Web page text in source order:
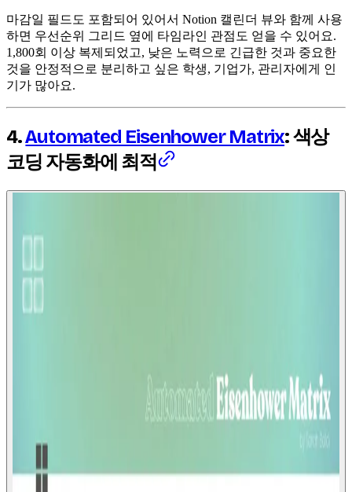
마감일 필드도 포함되어 있어서 Notion 캘린더 뷰와 함께 사용
하면 우선순위 그리드 옆에 타임라인 관점도 얻을 수 있어요.
1,800회 이상 복제되었고, 낮은 노력으로 긴급한 것과 중요한
것을 안정적으로 분리하고 싶은 학생, 기업가, 관리자에게 인
기가 많아요.
4.Automated Eisenhower Matrix: 색상
코딩 자동화에 최적